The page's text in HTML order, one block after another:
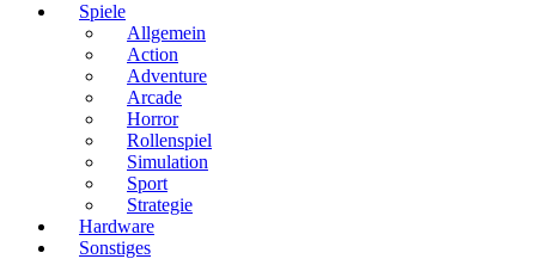
Spiele
Allgemein
Action
Adventure
Arcade
Horror
Rollenspiel
Simulation
Sport
Strategie
Hardware
Sonstiges